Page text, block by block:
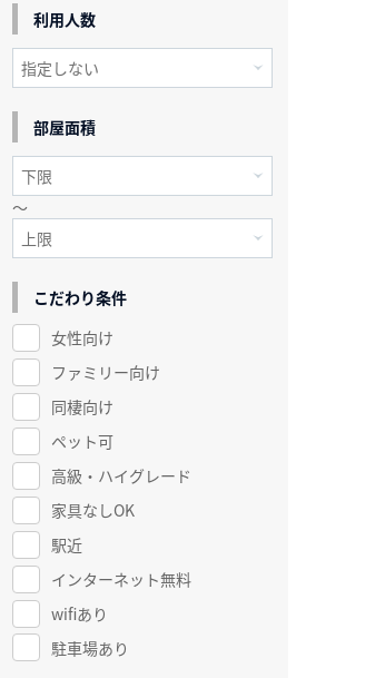
利用人数
部屋面積
～
こだわり条件
女性向け
ファミリー向け
同棲向け
ペット可
高級・ハイグレード
家具なしOK
駅近
インターネット無料
wifiあり
駐車場あり